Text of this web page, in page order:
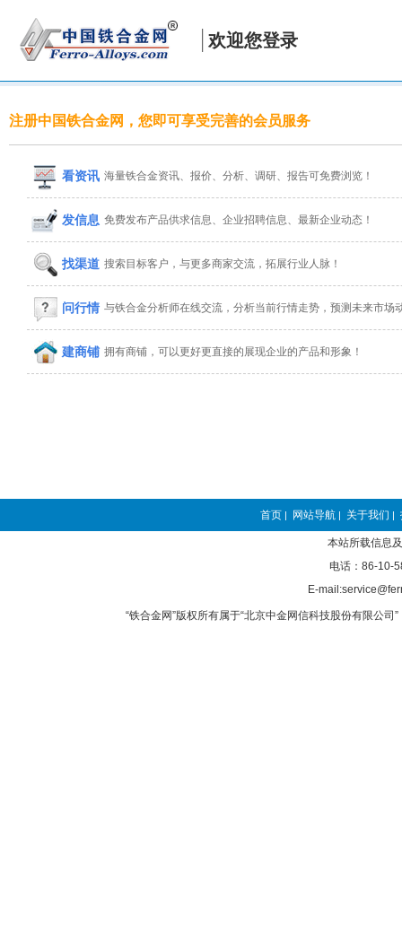
欢迎您登录
注册中国铁合金网，您即可享受完善的会员服务
看资讯 海量铁合金资讯、报价、分析、调研、报告可免费浏览！
发信息 免费发布产品供求信息、企业招聘信息、最新企业动态！
找渠道 搜索目标客户，与更多商家交流，拓展行业人脉！
问行情 与铁合金分析师在线交流，分析当前行情走势，预测未来市场
建商铺 拥有商铺，可以更好更直接的展现企业的产品和形象！
首页 | 网站导航 | 关于我们 |
本站所载信息
电话：86-10-
E-
“铁合金网”版权所有属于“北京中金网信科技股份有限公司